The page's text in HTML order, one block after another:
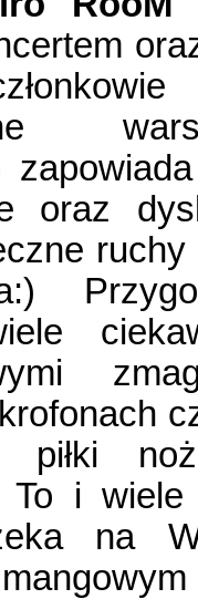
oraz
piłki
To i
na